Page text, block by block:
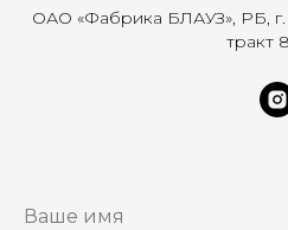
ОАО «Фабрика БЛАУЗ», РБ,
тракт